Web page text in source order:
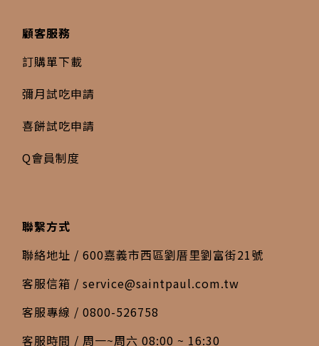
顧客服務
訂購單下載
彌月試吃申請
喜餅試吃申請
Q會員制度
聯繫方式
聯絡地址 / 600嘉義市西區劉厝里劉富街21號
客服信箱 / service@saintpaul.com.tw
客服專線 / 0800-526758
客服時間 / 周一~周六 08:00 ~ 16:30